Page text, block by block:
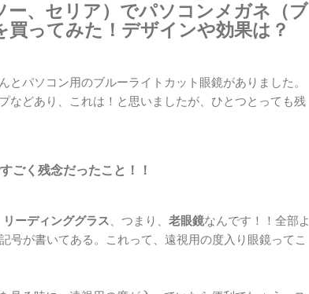
ー、セリア）でパソコンメガネ（ブ
ってみた！デザインや効果は？
とパソコン用のブルーライトカット眼鏡がありました。
などあり、これは！と思いましたが、ひとつとっても残
ごく残念だったこと！！
リーディンググラス、つまり、 老眼鏡なんです！！全部よ
号が書いてある。これって、遠視用の度入り眼鏡ってこ